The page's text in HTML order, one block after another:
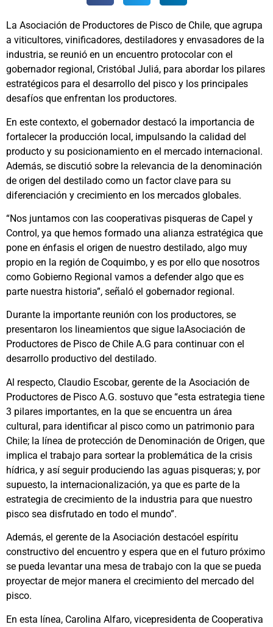
La Asociación de Productores de Pisco de Chile, que agrupa
a viticultores, vinificadores, destiladores y envasadores de la
industria, se reunió en un encuentro protocolar con el
gobernador regional, Cristóbal Juliá, para abordar los pilares
estratégicos para el desarrollo del pisco y los principales
desafíos que enfrentan los productores.
En este contexto, el gobernador destacó la importancia de
fortalecer la producción local, impulsando la calidad del
producto y su posicionamiento en el mercado internacional.
Además, se discutió sobre la relevancia de la denominación
de origen del destilado como un factor clave para su
diferenciación y crecimiento en los mercados globales.
“Nos juntamos con las cooperativas pisqueras de Capel y
Control, ya que hemos formado una alianza estratégica que
pone en énfasis el origen de nuestro destilado, algo muy
propio en la región de Coquimbo, y es por ello que nosotros
como Gobierno Regional vamos a defender algo que es
parte nuestra historia”, señaló el gobernador regional.
Durante la importante reunión con los productores, se
presentaron los lineamientos que sigue laAsociación de
Productores de Pisco de Chile A.G para continuar con el
desarrollo productivo del destilado.
Al respecto, Claudio Escobar, gerente de la Asociación de
Productores de Pisco A.G. sostuvo que “esta estrategia tiene
3 pilares importantes, en la que se encuentra un área
cultural, para identificar al pisco como un patrimonio para
Chile; la línea de protección de Denominación de Origen, que
implica el trabajo para sortear la problemática de la crisis
hídrica, y así seguir produciendo las aguas pisqueras; y, por
supuesto, la internacionalización, ya que es parte de la
estrategia de crecimiento de la industria para que nuestro
pisco sea disfrutado en todo el mundo”.
Además, el gerente de la Asociación destacóel espíritu
constructivo del encuentro y espera que en el futuro próximo
se pueda levantar una mesa de trabajo con la que se pueda
proyectar de mejor manera el crecimiento del mercado del
pisco.
En esta línea, Carolina Alfaro, vicepresidenta de Cooperativa